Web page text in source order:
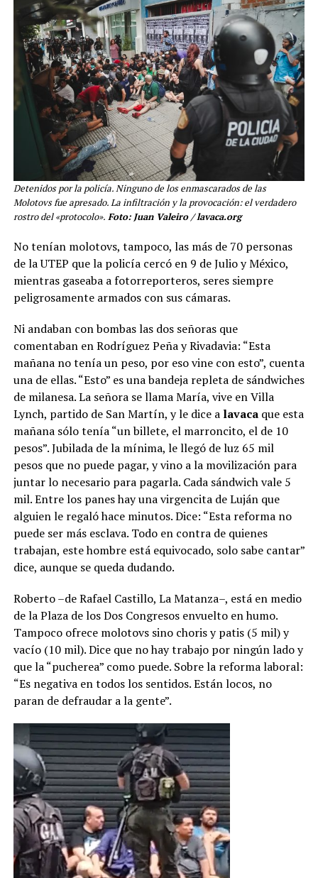
Detenidos por la policía. Ninguno de los enmascarados de las
Molotovs fue apresado. La infiltración y la provocación: el verdadero
rostro del «protocolo». Foto: Juan Valeiro / lavaca.org
No tenían molotovs, tampoco, las más de 70 personas
de la UTEP que la policía cercó en 9 de Julio y México,
mientras gaseaba a fotorreporteros, seres siempre
peligrosamente armados con sus cámaras.
Ni andaban con bombas las dos señoras que
comentaban en Rodríguez Peña y Rivadavia: “Esta
mañana no tenía un peso, por eso vine con esto”, cuenta
una de ellas. “Esto” es una bandeja repleta de sándwiches
de milanesa. La señora se llama María, vive en Villa
Lynch, partido de San Martín, y le dice a lavaca que esta
mañana sólo tenía “un billete, el marroncito, el de 10
pesos”. Jubilada de la mínima, le llegó de luz 65 mil
pesos que no puede pagar, y vino a la movilización para
juntar lo necesario para pagarla. Cada sándwich vale 5
mil. Entre los panes hay una virgencita de Luján que
alguien le regaló hace minutos. Dice: “Esta reforma no
puede ser más esclava. Todo en contra de quienes
trabajan, este hombre está equivocado, solo sabe cantar”
dice, aunque se queda dudando.
Roberto –de Rafael Castillo, La Matanza–, está en medio
de la Plaza de los Dos Congresos envuelto en humo.
Tampoco ofrece molotovs sino choris y patis (5 mil) y
vacío (10 mil). Dice que no hay trabajo por ningún lado y
que la “pucherea” como puede. Sobre la reforma laboral:
“Es negativa en todos los sentidos. Están locos, no
paran de defraudar a la gente”.